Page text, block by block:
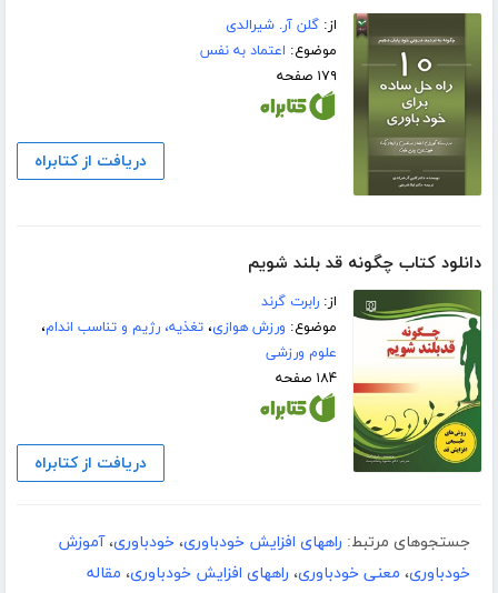
از:گلن آر. شیرالدی
موضوع: اعتماد به نفس
۱۷۹ صفحه
دریافت از کتابراه
دانلود کتاب چگونه قد بلند شویم
از:رابرت گرند
موضوع: ورزش هوازی،تغذیه، رژیم و تناسب اندام،
علوم ورزشی
۱۸۴ صفحه
دریافت از کتابراه
جستجوهای مرتبط: راههای افزایش خودباوری، خودباوری،آموزش
خودباوری، معنی خودباوری، راههای افزایش خودباوری، مقاله